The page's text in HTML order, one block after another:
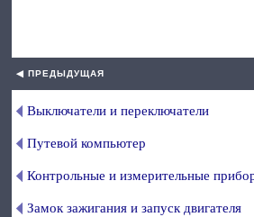
◀ ПРЕДЫДУЩАЯ
Выключатели и переключатели
Путевой компьютер
Контрольные и измерительные
Замок зажигания и запуск двигателя